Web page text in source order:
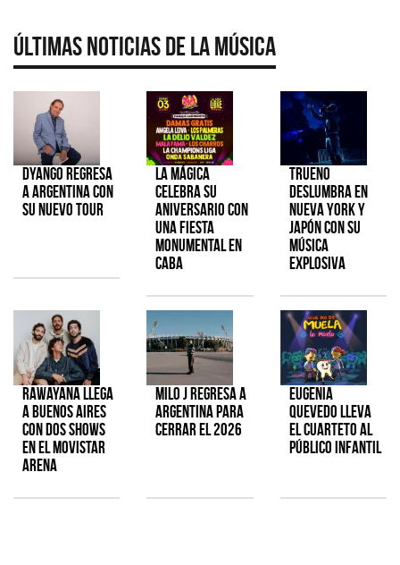
Últimas Noticias de la Música
Dyango regresa
a Argentina con
su nuevo tour
La Mágica
celebra su
aniversario con
una fiesta
monumental en
CABA
TRUENO
deslumbra en
Nueva York y
Japón con su
música
explosiva
Rawayana llega
a Buenos Aires
con dos shows
en el Movistar
Arena
Milo J regresa a
Argentina para
cerrar el 2026
Eugenia
Quevedo lleva
el cuarteto al
público infantil